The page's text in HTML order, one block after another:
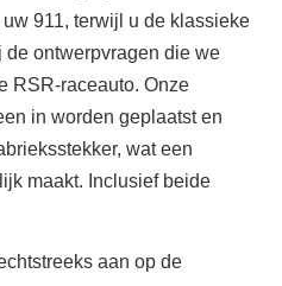
911, terwijl u de klassieke
ontwerpvragen die we
RSR-raceauto. Onze
in worden geplaatst en
wat een
maakt. Inclusief beide
aan op de